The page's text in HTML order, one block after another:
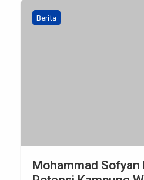
Berita
Mohammad Sofyan